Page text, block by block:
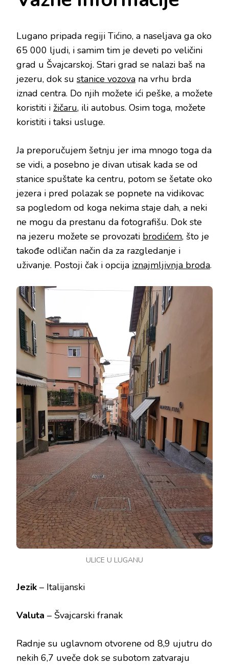
Lugano pripada regiji Tićino, a naseljava ga oko
65 000 ljudi, i samim tim je deveti po veličini
grad u Švajcarskoj. Stari grad se nalazi baš na
jezeru, dok su stanice vozova na vrhu brda
iznad centra. Do njih možete ići peške, a možete
koristiti i žičaru, ili autobus. Osim toga, možete
koristiti i taksi usluge.
Ja preporučujem šetnju jer ima mnogo toga da
se vidi, a posebno je divan utisak kada se od
stanice spuštate ka centru, potom se šetate oko
jezera i pred polazak se popnete na vidikovac
sa pogledom od koga nekima staje dah, a neki
ne mogu da prestanu da fotografišu. Dok ste
na jezeru možete se provozati brodićem, što je
takođe odličan način da za razgledanje i
uživanje. Postoji čak i opcija iznajmljivnja broda.
ULICE U LUGANU
Jezik – Italijanski
Valuta – Švajcarski franak
Radnje su uglavnom otvorene od 8,9 ujutru do
nekih 6,7 uveče dok se subotom zatvaraju